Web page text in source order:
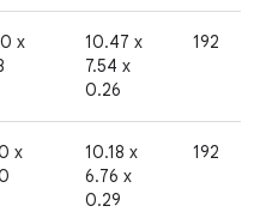
x
10.47 x
7.54 x
0.26
192
x
10.18 x
6.76 x
0.29
192